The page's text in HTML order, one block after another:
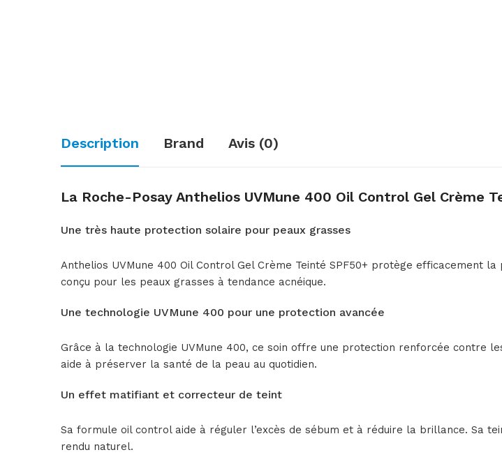
Description Brand Avis (0)
La Roche-Posay Anthelios UVMune 400 Oil Control Gel Crème
Une très haute protection solaire pour peaux grasses
Anthelios UVMune 400 Oil Control Gel Crème Teinté SPF50+ protège efficacement
conçu pour les peaux grasses à tendance acnéique.
Une technologie UVMune 400 pour une protection avancée
Grâce à la technologie UVMune 400, ce soin offre une protection renforcée contre
aide à préserver la santé de la peau au quotidien.
Un effet matifiant et correcteur de teint
Sa formule oil control aide à réguler l’excès de sébum et à réduire la brillance. Sa
rendu naturel.